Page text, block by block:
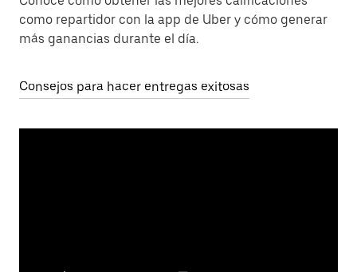
como repartidor con la app de Uber y cómo generar
más ganancias durante el día.
Consejos para hacer entregas exitosas